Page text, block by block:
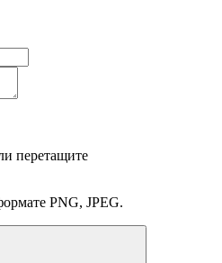
перетащите
PNG, JPEG.